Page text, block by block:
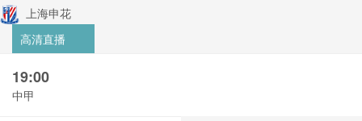
上海申花
高清直播
19:00
中甲